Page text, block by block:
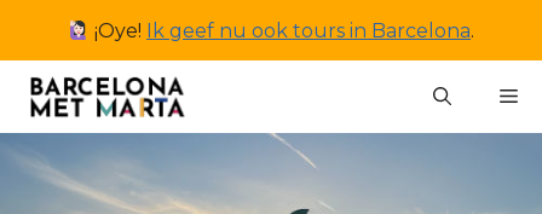
inhoud
¡Oye! Ik geef nu ook tours in Barcelona.